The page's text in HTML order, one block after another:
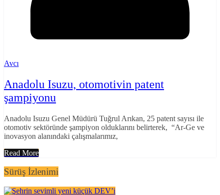
Avcı
Anadolu Isuzu, otomotivin patent
şampiyonu
Anadolu Isuzu Genel Müdürü Tuğrul Arıkan, 25 patent sayısı ile
otomotiv sektöründe şampiyon olduklarını belirterek, “Ar-Ge ve
inovasyon alanındaki çalışmalarımız,
Read More
Sürüş İzlenimi